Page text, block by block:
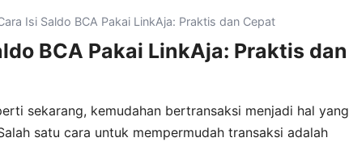
Isi Saldo BCA Pakai LinkAja: Praktis dan Cepat
BCA Pakai LinkAja: Praktis dan
sekarang, kemudahan bertransaksi menjadi hal yang
satu cara untuk mempermudah transaksi adalah